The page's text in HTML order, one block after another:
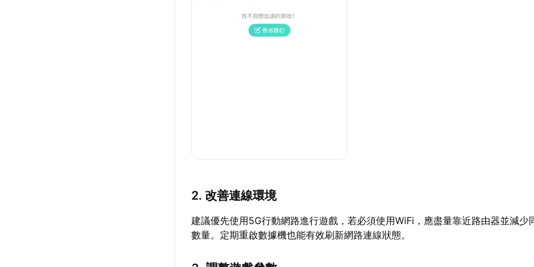
2. 改善連線環境
建議優先使用5G行動網路進行遊戲，若必須使用WiFi，應盡量靠近路由器並減少
數量。定期重啟數據機也能有效刷新網路連線狀態。